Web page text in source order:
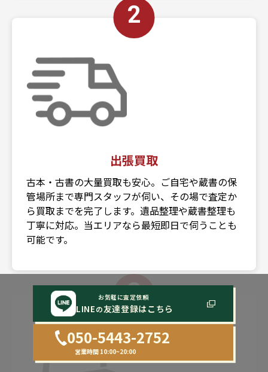
2
出張買取
古本・古書の大量買取も安心。ご自宅や蔵書の保
管場所まで専門スタッフが伺い、その場で査定か
ら買取までを完了します。遺品整理や蔵書整理も
丁寧に対応。当エリアなら最短即日で伺うことも
可能です。
3
お気軽に査定依頼
LINEの友達登録はこちら
050-5443-2752
営業時間 10:00~20:00